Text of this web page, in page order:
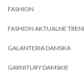
FASHION
FASHION AKTUALNE
GALANTERIA DAMSKA
GARNITURY DAMSKIE